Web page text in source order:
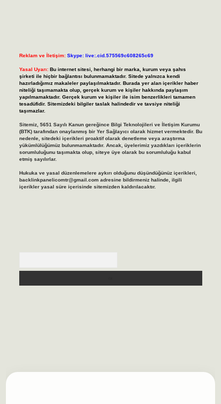
Reklam ve İletişim: Skype: live:.cid.575569c608265c69
Yasal Uyarı: Bu internet sitesi, herhangi bir marka, kurum veya şahıs
şirketi ile hiçbir bağlantısı bulunmamaktadır. Sitede yalnızca kendi
hazırladığımız makaleler paylaşılmaktadır. Burada yer alan içerikler haber
niteliği taşımamakta olup, gerçek kurum ve kişiler hakkında paylaşım
yapılmamaktadır. Gerçek kurum ve kişiler ile isim benzerlikleri tamamen
tesadüfidir. Sitemizdeki bilgiler taslak halindedir ve tavsiye niteliği
taşımazlar.
Sitemiz, 5651 Sayılı Kanun gereğince Bilgi Teknolojileri ve İletişim Kurumu
(BTK) tarafından onaylanmış bir Yer Sağlayıcı olarak hizmet vermektedir. Bu
nedenle, sitedeki içerikleri proaktif olarak denetleme veya araştırma
yükümlülüğümüz bulunmamaktadır. Ancak, üyelerimiz yazdıkları içeriklerin
sorumluluğunu taşımakta olup, siteye üye olarak bu sorumluluğu kabul
etmiş sayılırlar.
Hukuka ve yasal düzenlemelere aykırı olduğunu düşündüğünüz içerikleri,
backlinkpanelicomtr@gmail.comadresine bildirmeniz halinde, ilgili
içerikler yasal süre içerisinde sitemizden kaldırılacaktır.